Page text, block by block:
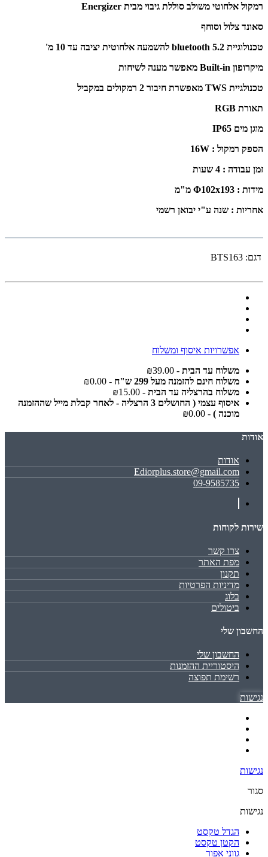
רמקול אלחוטי משולב סוללת גיבוי מבית Energizer
סאונד צלול וסוחף
טכנולוגיית bluetooth 5.2 להשמעה אלחוטית יציבה עד 10 מ'
מיקרופון Built-in מאפשר מענה לשיחות
טכנולגיית TWS מאפשרת חיבור 2 רמקולים במקביל
תאורת RGB
מוגן מים IP65
הספק רמקול : 16W
זמן עבודה : 4 שעות
מידות : Φ102x193 מ"מ
אחריות : שנה ע"י יבואן רשמי
דגם: BTS163
אפשרויות איסוף ומשלוח
משלוח עד הבית - ₪39.00
משלוח חינם להזמנה מעל 299 ש"ח
- ₪0.00
משלוח בהרצליה עד הבית - ₪15.00
איסוף עצמי ( החושלים 3 הרצליה - לאחר קבלת מייל שההזמנה
מוכנה ) - ₪0.00
אודות
אודות
Ediorplus.store@gmail.com
09-9585735
שירות לקוחות
צרו קשר
מפת האתר
תקנון
מדיניות הפרטיות
בלוג
ביטולים
החשבון שלי
החשבון שלי
היסטוריית ההזמנות
רשימת תפוצה
נגישות
נגישות
סגור
נגישות
הגדל טקסט
הקטן טקסט
גווני אפור